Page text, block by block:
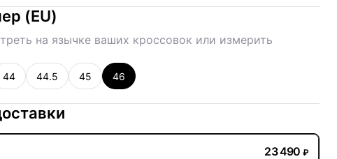
(EU)
на язычке ваших кроссовок или измерить
44 44.5 45 46
23 490 ₽